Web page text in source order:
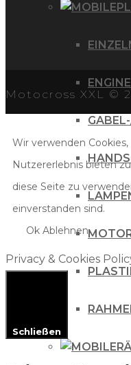
Motocross XXL ©
Wir verwenden
Nutzererlebnis bieten
diese Seite zu
einverstanden sind.
Ok Ablehnen
Privacy & Cookies
Schließen